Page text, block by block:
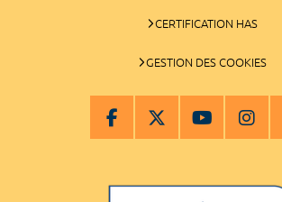
CERTIFICATION HAS
GESTION DES COOKIES